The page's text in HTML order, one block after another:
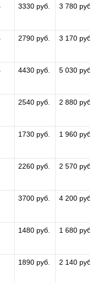
3330 руб. 3 780 руб.
2790 руб. 3 170 руб.
4430 руб. 5 030 руб.
2540 руб. 2 880 руб.
1730 руб. 1 960 руб.
2260 руб. 2 570 руб.
3700 руб. 4 200 руб.
1480 руб. 1 680 руб.
1890 руб. 2 140 руб.